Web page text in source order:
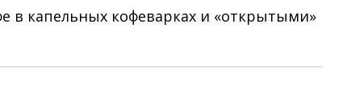
в капельных кофеварках и «открытыми»